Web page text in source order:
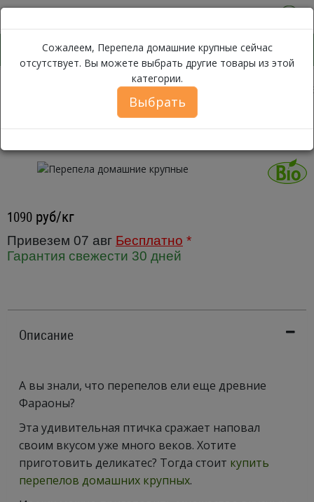
Домашняя птица Перепела
Сожалеем, Перепела домашние крупные сейчас
отсутствует. Вы можете выбрать другие товары из этой
категории.
Выбрать
Перепела домашние крупные ~
1кг
1090 руб/кг
Привезем 07 авг Бесплатно *
Гарантия свежести 30 дней
Описание
А вы знали, что перепелов ели еще древние
Фараоны?
Эта удивительная птичка сражает наповал
своим вкусом уже много веков. Хотите
приготовить деликатес? Тогда стоит купить
перепелов домашних крупных.